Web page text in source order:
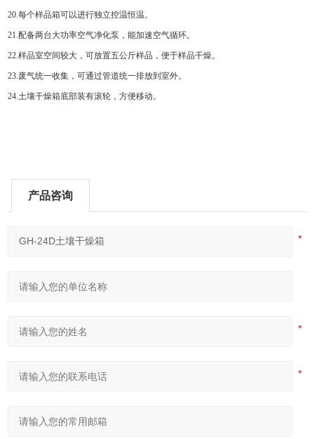
20.每个样品箱可以进行独立控温恒温。
21.配备两台大功率空气净化泵，能加速空气循环。
22.样品室空间较大，可放置五公斤样品，便于样品干燥。
23.废气统一收集，可通过管道统一排放到室外。
24. 土壤干燥箱底部装有滚轮，方便移动。
产品咨询